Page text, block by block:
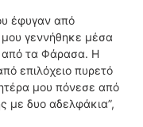
έφυγαν από
γεννήθηκε μέσα
από τα Φάρασα. Η
επιλόχειο πυρετό
μου πόνεσε από
με δυο αδελφάκια”,